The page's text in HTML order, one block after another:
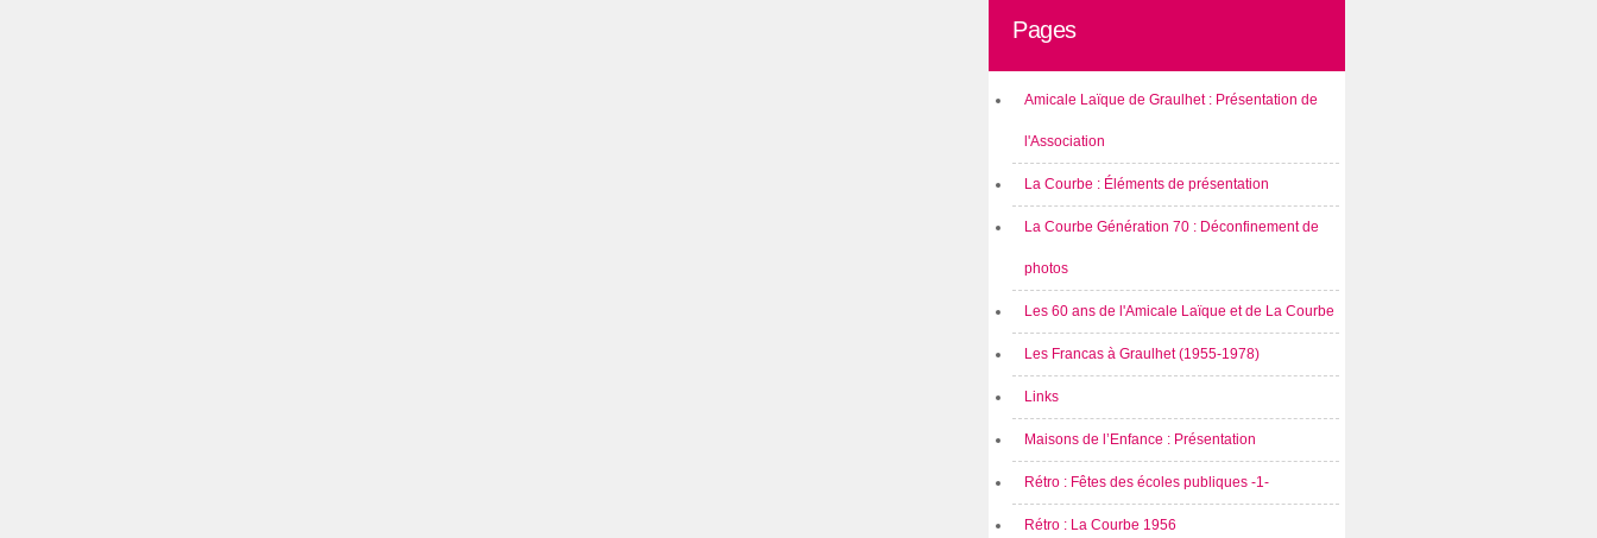
Pages
Amicale Laïque de Graulhet : Présentation de
l'Association
La Courbe : Éléments de présentation
La Courbe Génération 70 : Déconfinement de
photos
Les 60 ans de l'Amicale Laïque et de La Courbe
Les Francas à Graulhet (1955-1978)
Links
Maisons de l’Enfance : Présentation
Rétro : Fêtes des écoles publiques -1-
Rétro : La Courbe 1956